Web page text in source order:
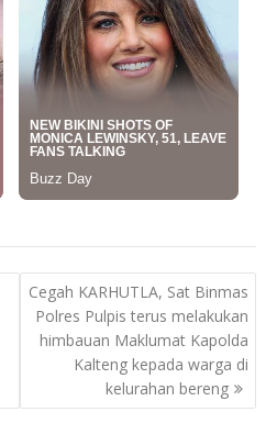
Cegah KARHUTLA, Sat Binmas
Polres Pulpis terus melakukan
himbauan Maklumat Kapolda
Kalteng kepada warga di
kelurahan bereng